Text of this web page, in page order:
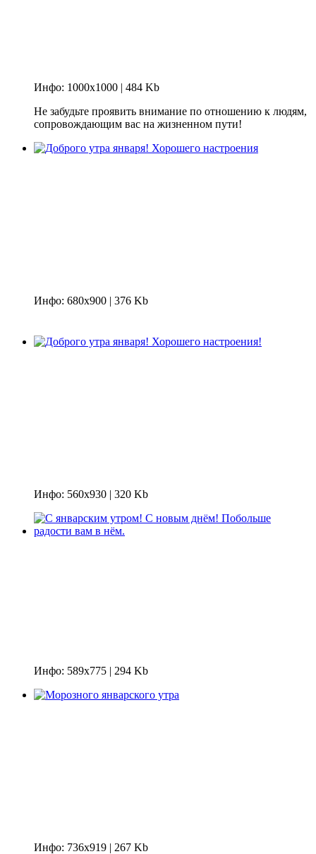
Инфо: 1000х1000 | 484 Kb
Не забудьте проявить внимание по отношению к людям,
сопровождающим вас на жизненном пути!
Инфо: 680х900 | 376 Kb
Инфо: 560х930 | 320 Kb
Инфо: 589х775 | 294 Kb
Инфо: 736х919 | 267 Kb